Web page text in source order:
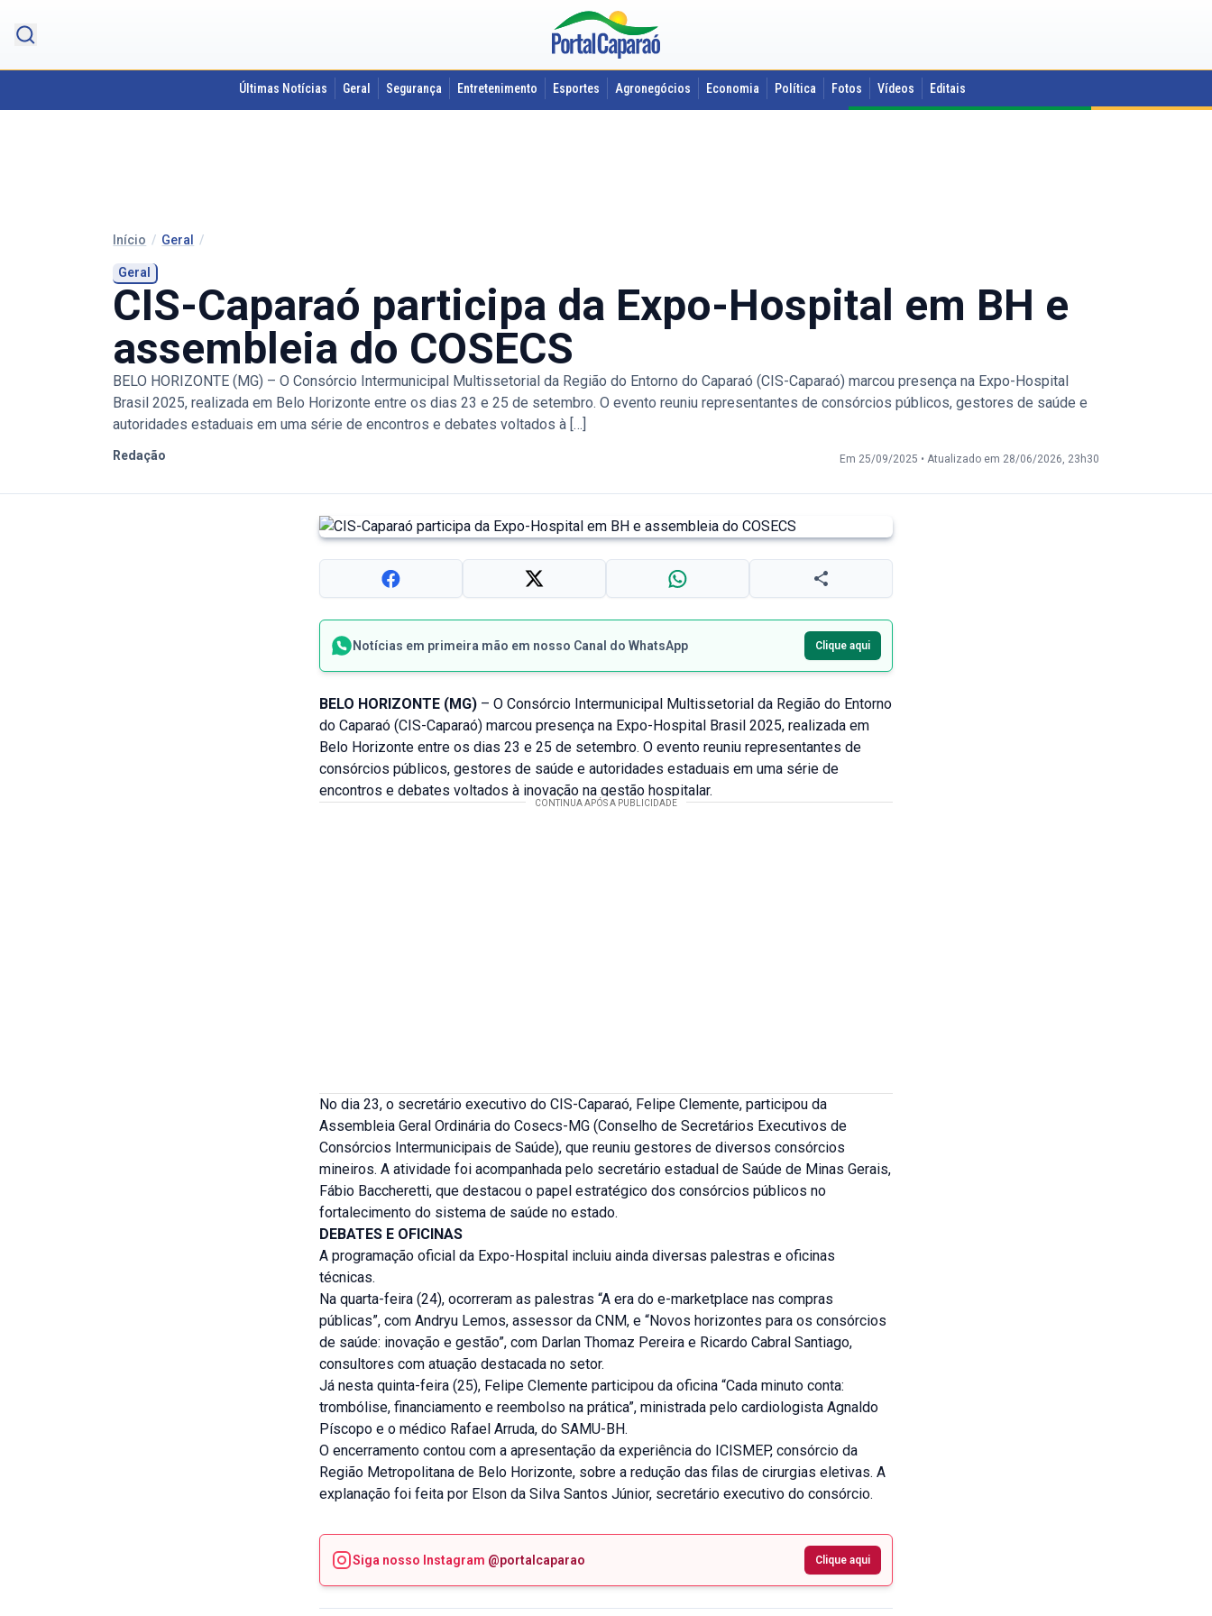
Últimas Notícias Geral Segurança Entretenimento Esportes Agronegócios Economia Política Fotos Vídeos Editais
Início / Geral /
Geral
CIS-Caparaó participa da Expo-Hospital em BH e
assembleia do COSECS
BELO HORIZONTE (MG) – O Consórcio Intermunicipal Multissetorial da Região do Entorno do Caparaó (CIS-Caparaó) marcou presença na Expo-Hospital
Brasil 2025, realizada em Belo Horizonte entre os dias 23 e 25 de setembro. O evento reuniu representantes de consórcios públicos, gestores de saúde e
autoridades estaduais em uma série de encontros e debates voltados à […]
Redação Em 25/09/2025 • Atualizado em 28/06/2026, 23h30
Notícias em primeira mão em nosso Canal do WhatsApp Clique aqui
BELO HORIZONTE (MG) – O Consórcio Intermunicipal Multissetorial da Região do Entorno
do Caparaó (CIS-Caparaó) marcou presença na Expo-Hospital Brasil 2025, realizada em
Belo Horizonte entre os dias 23 e 25 de setembro. O evento reuniu representantes de
consórcios públicos, gestores de saúde e autoridades estaduais em uma série de
encontros e debates voltados à inovação na gestão hospitalar.
No dia 23, o secretário executivo do CIS-Caparaó, Felipe Clemente, participou da
Assembleia Geral Ordinária do Cosecs-MG (Conselho de Secretários Executivos de
Consórcios Intermunicipais de Saúde), que reuniu gestores de diversos consórcios
mineiros. A atividade foi acompanhada pelo secretário estadual de Saúde de Minas Gerais,
Fábio Baccheretti, que destacou o papel estratégico dos consórcios públicos no
fortalecimento do sistema de saúde no estado.
DEBATES E OFICINAS
A programação oficial da Expo-Hospital incluiu ainda diversas palestras e oficinas
técnicas.
Na quarta-feira (24), ocorreram as palestras “A era do e-marketplace nas compras
públicas”, com Andryu Lemos, assessor da CNM, e “Novos horizontes para os consórcios
de saúde: inovação e gestão”, com Darlan Thomaz Pereira e Ricardo Cabral Santiago,
consultores com atuação destacada no setor.
Já nesta quinta-feira (25), Felipe Clemente participou da oficina “Cada minuto conta:
trombólise, financiamento e reembolso na prática”, ministrada pelo cardiologista Agnaldo
Píscopo e o médico Rafael Arruda, do SAMU-BH.
O encerramento contou com a apresentação da experiência do ICISMEP, consórcio da
Região Metropolitana de Belo Horizonte, sobre a redução das filas de cirurgias eletivas. A
explanação foi feita por Elson da Silva Santos Júnior, secretário executivo do consórcio.
Siga nosso Instagram @portalcaparao Clique aqui